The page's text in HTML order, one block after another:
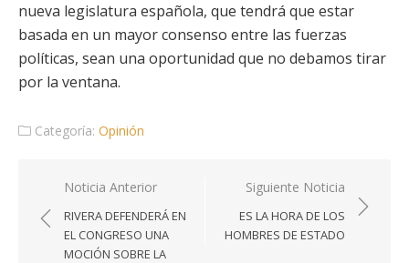
nueva legislatura española, que tendrá que estar
basada en un mayor consenso entre las fuerzas
políticas, sean una oportunidad que no debamos tirar
por la ventana.
Categoría: Opinión
Navegación
de
entradas
Noticia Anterior
RIVERA DEFENDERÁ EN
EL CONGRESO UNA
MOCIÓN SOBRE LA
Siguiente Noticia
ES LA HORA DE LOS
HOMBRES DE ESTADO